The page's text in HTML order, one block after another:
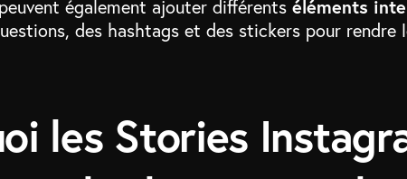
également ajouter différents éléments
des hashtags et des stickers pour rendre
les Stories